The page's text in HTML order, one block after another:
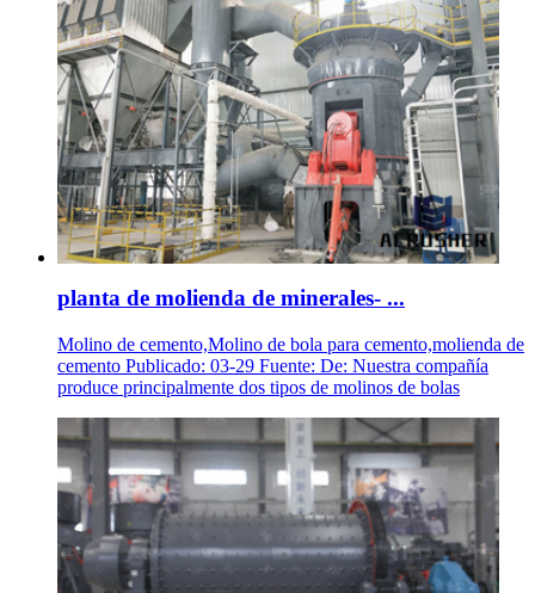
planta de molienda de minerales- ...
Molino de cemento,Molino de bola para cemento,molienda de
cemento Publicado: 03-29 Fuente: De: Nuestra compañía
produce principalmente dos tipos de molinos de bolas